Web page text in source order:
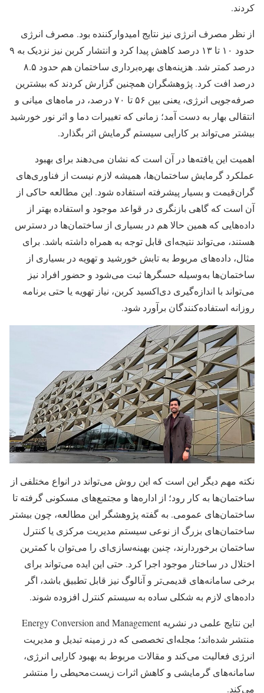
کردند.
از نظر مصرف انرژی نیز نتایج امیدوارکننده بود. مصرف انرژی
حدود ۱۰ تا ۱۳ درصد کاهش پیدا کرد و انتشار کربن نیز نزدیک به ۹
درصد کمتر شد. هزینه‌های بهره‌برداری ساختمان هم حدود ۸.۵
درصد افت کرد. پژوهشگران همچنین گزارش کردند که بیشترین
صرفه‌جویی انرژی، یعنی بین ۵۶ تا ۷۰ درصد، در ماه‌های میانی و
انتقالی بهار به دست آمد؛ زمانی که تغییرات دما و اثر نور خورشید
بیشتر می‌تواند بر کارایی سیستم گرمایش اثر بگذارد.
اهمیت این یافته‌ها در آن است که نشان می‌دهند برای بهبود
عملکرد گرمایش ساختمان‌ها، همیشه لازم نیست از فناوری‌های
گران‌قیمت و بسیار پیشرفته استفاده شود. این مطالعه حاکی از
آن است که گاهی بازنگری در قواعد موجود و استفاده بهتر از
داده‌هایی که همین حالا هم در بسیاری از ساختمان‌ها در دسترس
هستند، می‌تواند نتیجه‌ای قابل توجه به همراه داشته باشد. برای
مثال، داده‌های مربوط به تابش خورشید و تهویه در بسیاری از
ساختمان‌ها به‌وسیله حسگرها ثبت می‌شود و حضور افراد نیز
می‌تواند با اندازه‌گیری دی‌اکسید کربن، نیاز تهویه یا حتی برنامه
روزانه استفاده‌کنندگان برآورد شود.
نکته مهم دیگر این است که این روش می‌تواند در انواع مختلفی از
ساختمان‌ها به کار رود؛ از اداره‌ها و مجتمع‌های مسکونی گرفته تا
ساختمان‌های عمومی. به گفته پژوهشگر این مطالعه، چون بیشتر
ساختمان‌های بزرگ از نوعی سیستم مدیریت مرکزی یا کنترل
ساختمان برخوردارند، چنین بهینه‌سازی‌ای را می‌توان با کمترین
اختلال در ساختار موجود اجرا کرد. حتی این ایده می‌تواند برای
برخی سامانه‌های قدیمی‌تر و آنالوگ نیز قابل تطبیق باشد، اگر
داده‌های لازم به شکلی ساده به سیستم کنترل افزوده شوند.
این نتایج علمی در نشریه Energy Conversion and Management
منتشر شده‌اند؛ مجله‌ای تخصصی که در زمینه تبدیل و مدیریت
انرژی فعالیت می‌کند و مقالات مربوط به بهبود کارایی انرژی،
سامانه‌های گرمایشی و کاهش اثرات زیست‌محیطی را منتشر
می‌کند.